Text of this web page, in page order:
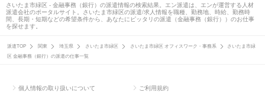
さいたま市緑区 - 金融事務（銀行）の派遣情報の検索結果。エン派遣は、エンが運営する人材
派遣会社のポータルサイト。さいたま市緑区の派遣/求人情報を職種、勤務地、時給、勤務時
間、長期・短期などの希望条件から、あなたにピッタリの派遣（金融事務（銀行））のお仕事
を探せます。
派遣TOP 関東 埼玉県 さいたま市緑区 さいたま市緑区 オフィスワーク・事務系
さいたま市緑
区 金融事務（銀行）の派遣の仕事一覧
個人情報の取り扱いについて ご利用規約